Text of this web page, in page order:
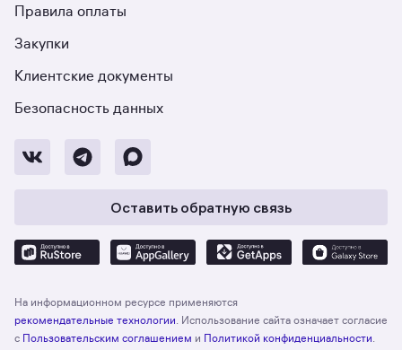
Правила оплаты
Закупки
Клиентские документы
Безопасность данных
Оставить обратную связь
На информационном ресурсе применяются
рекомендательные технологии . Использование сайта означает согласие
с Пользовательским соглашением и Политикой конфиденциальности